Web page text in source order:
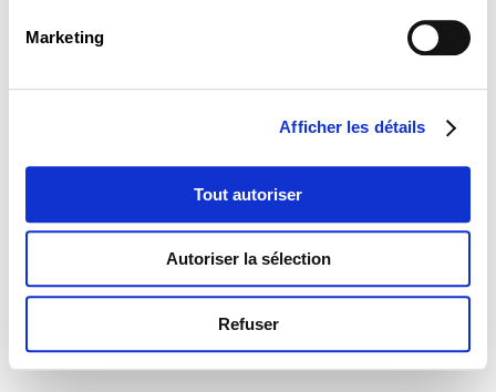
Marketing
Afficher les détails
Tout autoriser
Autoriser la sélection
Refuser